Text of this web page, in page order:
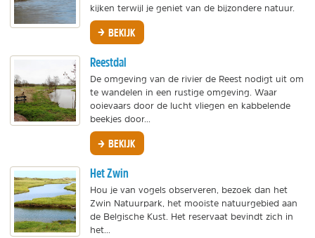
kijken terwijl je geniet van de bijzondere natuur.
BEKIJK
Reestdal
De omgeving van de rivier de Reest nodigt uit om
te wandelen in een rustige omgeving. Waar
ooievaars door de lucht vliegen en kabbelende
beekjes door...
BEKIJK
Het Zwin
Hou je van vogels observeren, bezoek dan het
Zwin Natuurpark, het mooiste natuurgebied aan
de Belgische Kust. Het reservaat bevindt zich in
het...